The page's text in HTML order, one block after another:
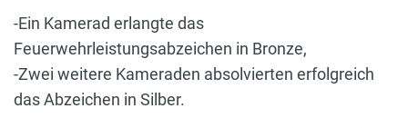
-Ein Kamerad erlangte das
Feuerwehrleistungsabzeichen in Bronze,
-Zwei weitere Kameraden absolvierten erfolgreich
das Abzeichen in Silber.